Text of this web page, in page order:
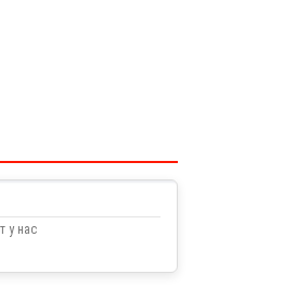
у нас